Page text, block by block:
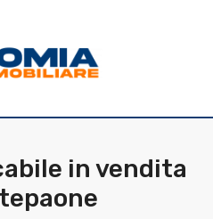
in vendita